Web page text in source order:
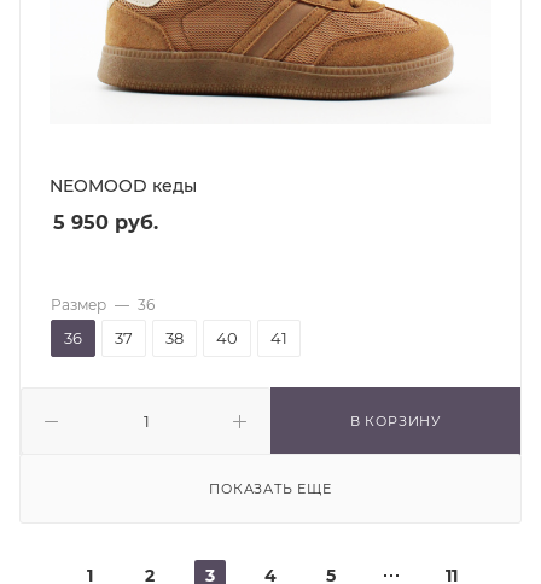
NEOMOOD кеды
5 950 руб.
В КОРЗИНУ
Размер — 36
36 37 38 40 41
ПОКАЗАТЬ ЕЩЕ
1 2 3 4 5 11